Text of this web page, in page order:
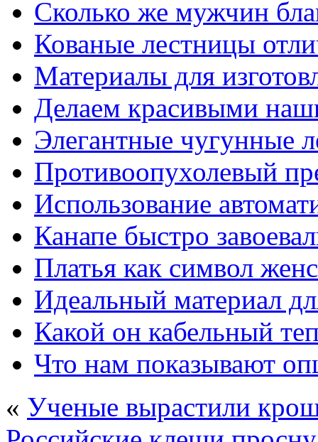
Сколько же мужчин
Кованые лестницы
Материалы для
Делаем красивыми
Элегантные чугунные
Противоопухолевый
Использование
Канапе быстро
Платья как символ
Идеальный материал
Какой он кабельный
Что нам показывают
« Ученые вырастили